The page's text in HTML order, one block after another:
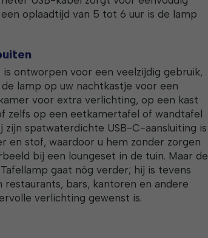
oplaadtijd van 5 tot 6 uur is de lamp
is ontworpen voor een veelzijdig gebruik,
lamp op uw nachtkastje voor een
voor extra verlichting, op een kast
zelfs op een eetkamertafel of wandtafel
zijn spatwaterdichte USB-C-aansluiting is
en stof, waardoor u hem zonder zorgen
bij een loungeset in de tuin. Maar de
gaat nóg verder; hij is tevens
bars, kantoren en andere
verlichting gewenst is.